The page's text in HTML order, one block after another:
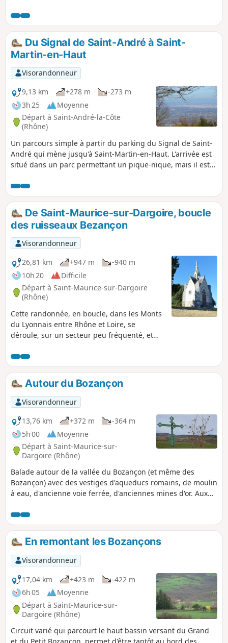
Du Signal de Saint-André à Saint-
Martin-en-Haut
Visorandonneur
9,13 km
+278 m
-273 m
3h 25
Moyenne
Départ à Saint-André-la-Côte
(Rhône)
Un parcours simple à partir du parking du Signal de Saint-
André qui mène jusqu'à Saint-Martin-en-Haut. L'arrivée est
situé dans un parc permettant un pique-nique, mais il est
ses nombreux commerces. Il faut suivre les balises du
GRP® des Monts du Lyonnais à partir du Signal de Saint-
André.De Saint-Maurice-sur-Dargoire, boucle
des ruisseaux Bezançon
Visorandonneur
26,81 km
+947 m
-940 m
10h 20
Difficile
Départ à Saint-Maurice-sur-Dargoire
(Rhône)
Cette randonnée, en boucle, dans les Monts
du Lyonnais entre Rhône et Loire, se
déroule, sur un secteur peu fréquenté, et
Bezançon et de ses affluents, dont le Grand
Bezançon et le Petit Bezançon, en passant
par de rares hameaux isolés. Elle permet de
découvrir trois arches, vestiges de l'aqueduc
romain du Gier, et une haute pile de pont
d'une voie ferrée, devant relier Rive-de-Gier
à Mornant, dont la guerre de 1914 a mis un
terme à sa construction. Ce circuit peut se
réduire à 23 km et 800 m de dénivelé en
empruntant un raccourci (Voir informations
pratiques).
Autour du Bozançon
Visorandonneur
13,76 km
+372 m
-364 m
5h 00
Moyenne
Départ à Saint-Maurice-sur-
Dargoire (Rhône)
Balade autour de la vallée du Bozançon (et même des
Bozançon) avec des vestiges d'aqueducs romains, de moulin
à eau, d'ancienne voie ferrée, d'anciennes mines d'or. Aux
viaduc et revenir sur Jurieux par l'ancienne voie ferrée (2h
de plus).
En remontant les Bozançons
Visorandonneur
17,04 km
+423 m
-422 m
6h 05
Moyenne
Départ à Saint-Maurice-sur-
Dargoire (Rhône)
Circuit varié qui parcourt le haut bassin versant du Grand